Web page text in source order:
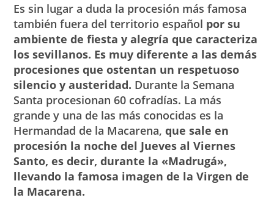
Es sin lugar a duda la procesión más famosa
también fuera del territorio español por su
ambiente de fiesta y alegría que caracteriza
los sevillanos. Es muy diferente a las demás
procesiones que ostentan un respetuoso
silencio y austeridad. Durante la Semana
Santa procesionan 60 cofradías. La más
grande y una de las más conocidas es la
Hermandad de la Macarena, que sale en
procesión la noche del Jueves al Viernes
Santo, es decir, durante la «Madrugá»,
llevando la famosa imagen de la Virgen de
la Macarena.